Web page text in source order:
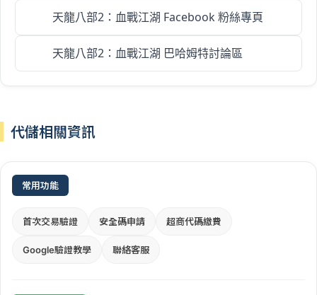
天龍八部2：血戰江湖 Facebook 粉絲專頁
天龍八部2：血戰江湖 巴哈姆特討論區
代儲相關資訊
常用功能
首次交易驗證 安全碼申請 超商代碼繳費
Google驗證教學 聯絡客服